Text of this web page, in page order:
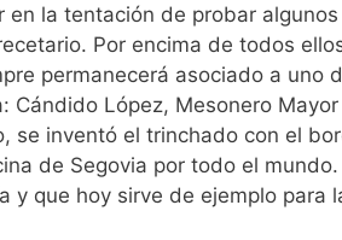
en la tentación de probar
Por encima de todos
permanecerá asociado a uno
Cándido López, Mesonero
se inventó el trinchado con el
de Segovia por todo el
y que hoy sirve de ejemplo para